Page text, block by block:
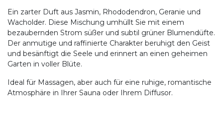
Ein zarter Duft aus Jasmin, Rhododendron, Geranie und
Wacholder. Diese Mischung umhüllt Sie mit einem
bezaubernden Strom süßer und subtil grüner Blumendüfte.
Der anmutige und raffinierte Charakter beruhigt den Geist
und besänftigt die Seele und erinnert an einen geheimen
Garten in voller Blüte.
Ideal für Massagen, aber auch für eine ruhige, romantische
Atmosphäre in Ihrer Sauna oder Ihrem Diffusor.